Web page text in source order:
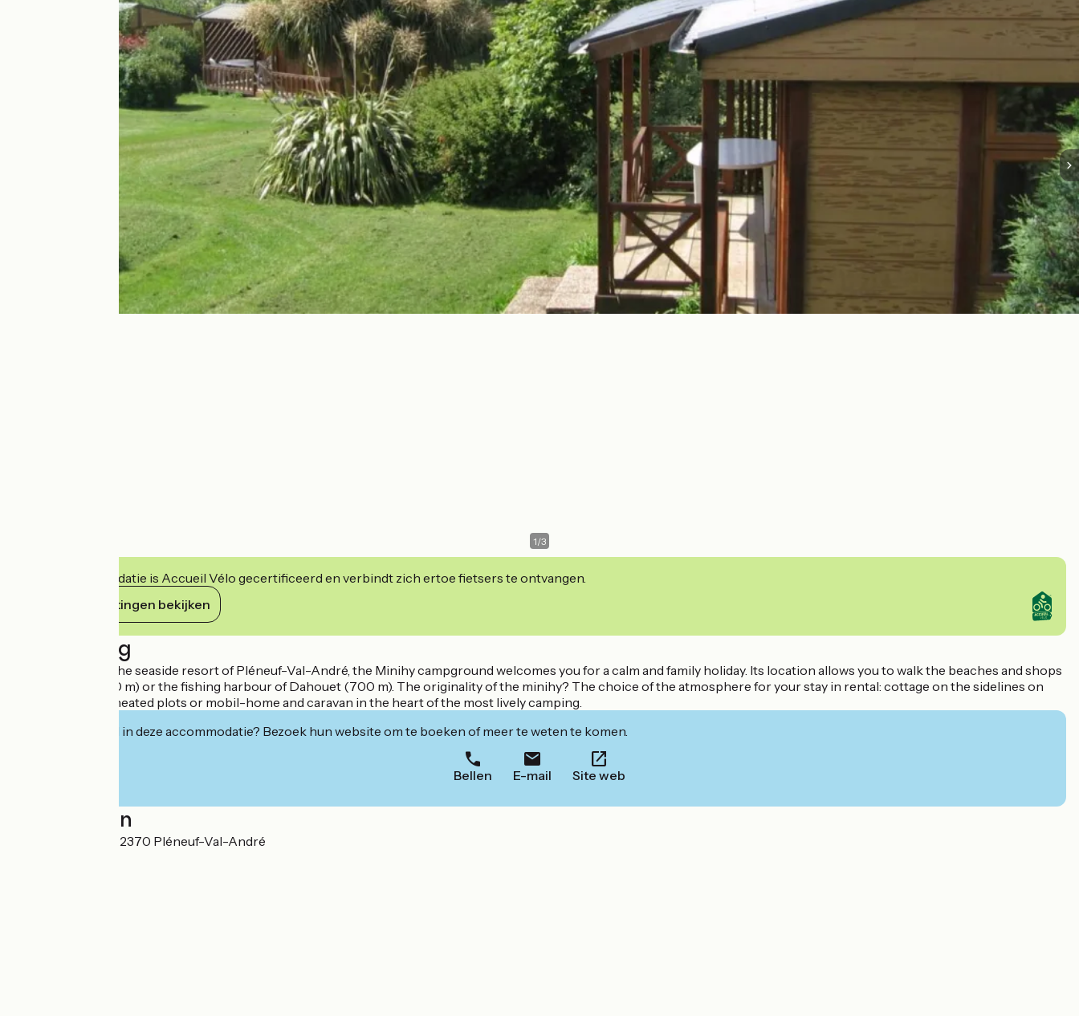
1/3
Deze accommodatie is Accueil Vélo gecertificeerd en verbindt zich ertoe fietsers te ontvangen.
Haar verplichtingen bekijken
Beschrijving
Ideally located in the seaside resort of Pléneuf-Val-André, the Minihy campground welcomes you for a calm and family holiday. Its location allows you to walk the beaches and shops
of Val-André (800 m) or the fishing harbour of Dahouet (700 m). The originality of the minihy? The choice of the atmosphere for your stay in rental: cottage on the sidelines on
spacious and delineated plots or mobil-home and caravan in the heart of the most lively camping.
Geïnteresseerd in deze accommodatie? Bezoek hun website om te boeken of meer te weten te komen.
Bellen E-mail Site web
Localisation
21 Rue du Minihy 22370 Pléneuf-Val-André